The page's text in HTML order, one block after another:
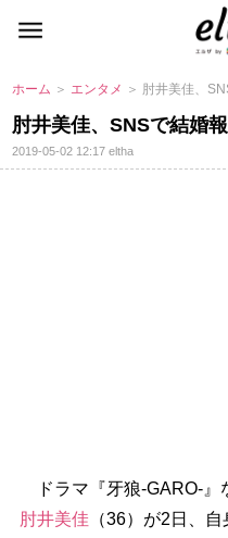
ホーム ＞ エンタメ ＞ 肘井美佳、
肘井美佳、SNSで結婚
2019-05-02 12:17eltha
ドラマ『牙狼-GARO-』
肘井美佳 （36）が2日、